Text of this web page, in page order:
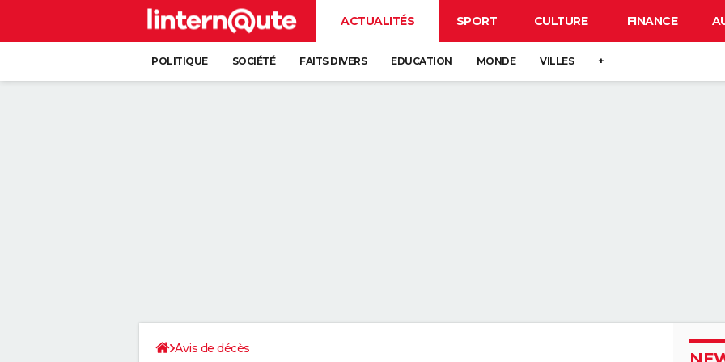
ACTUALITÉS SPORT CULTURE FINANCE
POLITIQUE SOCIÉTÉ FAITS DIVERS EDUCATION MONDE VILLES +
Avis de décès